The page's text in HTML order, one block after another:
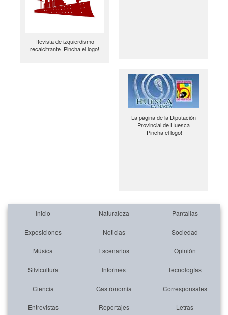
Revista de izquierdismo
recalcitrante ¡Pincha el logo!
La página de la Diputación
Provincial de Huesca
¡Pincha el logo!
Inicio Naturaleza Pantallas
Exposiciones Noticias Sociedad
Música Escenarios Opinión
Silvicultura Informes Tecnologías
Ciencia Gastronomía Corresponsales
Entrevistas Reportajes Letras